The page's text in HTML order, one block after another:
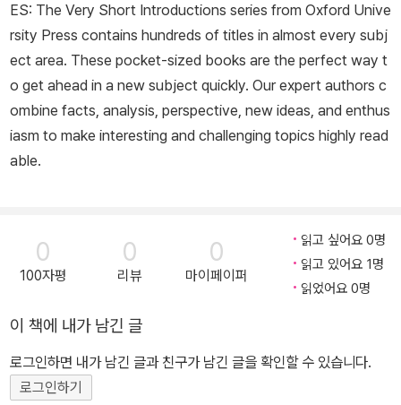
ES: The Very Short Introductions series from Oxford Unive
rsity Press contains hundreds of titles in almost every subj
ect area. These pocket-sized books are the perfect way t
o get ahead in a new subject quickly. Our expert authors c
ombine facts, analysis, perspective, new ideas, and enthus
iasm to make interesting and challenging topics highly read
able.
0
100자평
0
리뷰
0
마이페이퍼
읽고 싶어요 0명
읽고 있어요 1명
읽었어요 0명
이 책에 내가 남긴 글
로그인하면 내가 남긴 글과 친구가 남긴 글을 확인할 수 있습니다.
로그인하기